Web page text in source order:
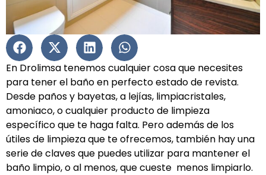
En Drolimsa tenemos cualquier cosa que necesites
para tener el baño en perfecto estado de revista.
Desde paños y bayetas, a lejías, limpiacristales,
amoniaco, o cualquier producto de limpieza
específico que te haga falta. Pero además de los
útiles de limpieza que te ofrecemos, también hay una
serie de claves que puedes utilizar para mantener el
baño limpio, o al menos, que cueste menos limpiarlo.